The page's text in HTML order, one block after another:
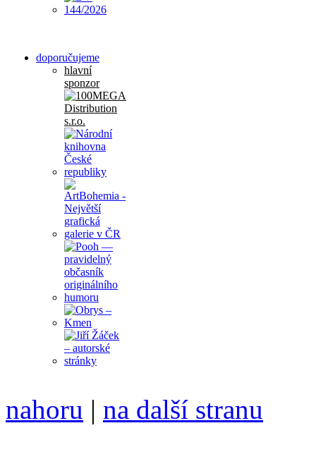
doporučujeme
hlavní
sponzor
nahoru | na další stranu